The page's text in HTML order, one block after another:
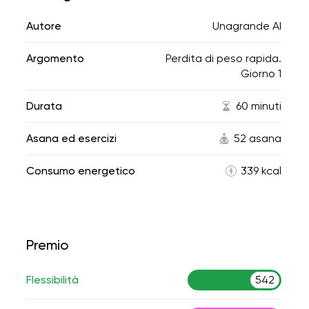
Autore Unagrande AI
Argomento
Perdita di peso rapida.
Giorno 1
Durata 60 minuti
Asana ed esercizi 52 asana
Consumo energetico 339 kcal
Premio
Flessibilità 542